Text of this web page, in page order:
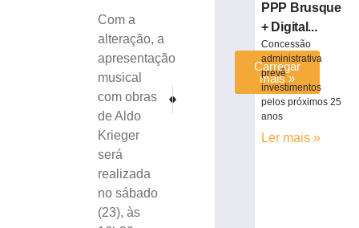
Com a
alteração, a
apresentação
musical
com obras
de Aldo
Krieger
será
realizada
no sábado
(23), às
ANTERIOR
Mulher denuncia agressões do
PRÓXIMO
PROGRAMA ASFALTAÇO: Primeira via finalizada
Carregar
mais »
PPP Brusque
+ Digital...
Concessão
administrativa
prevê
investimentos
pelos próximos 25
anos
Ler mais »